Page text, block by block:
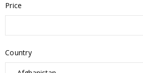
Price
Country